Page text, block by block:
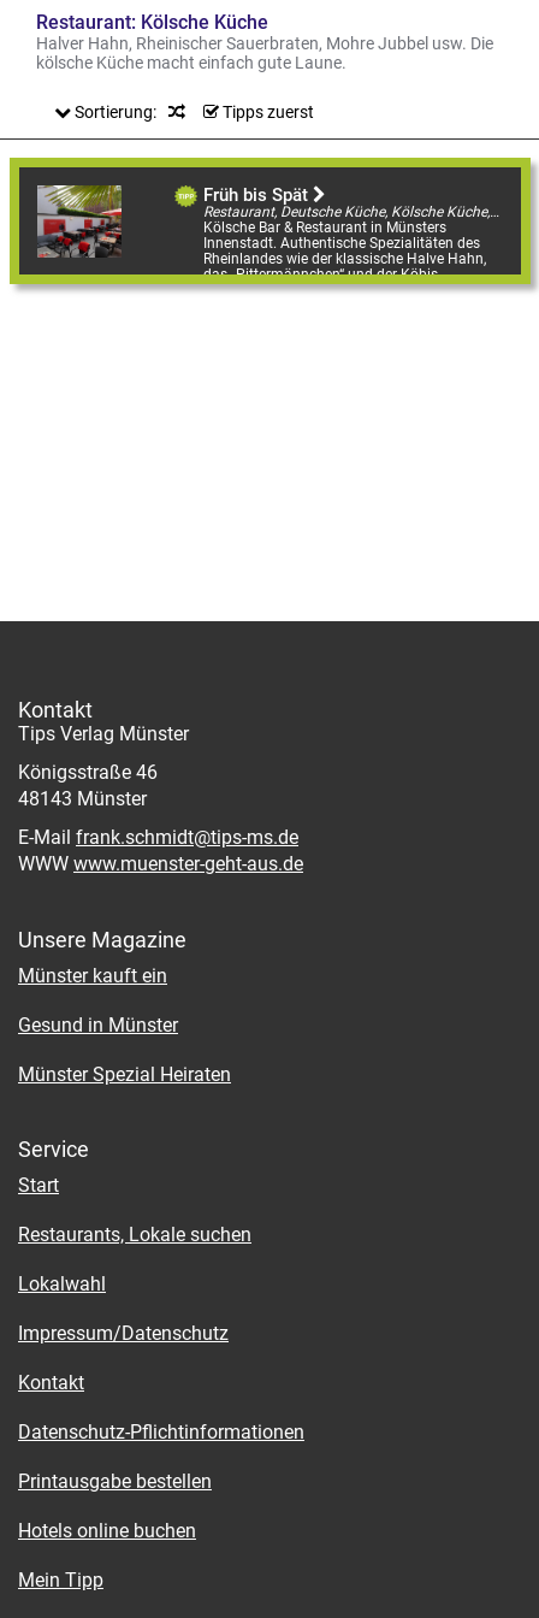
Restaurant: Kölsche Küche
Halver Hahn, Rheinischer Sauerbraten, Mohre Jubbel usw. Die
kölsche Küche macht einfach gute Laune.
Sortierung: Tipps zuerst
Früh bis Spät
Restaurant, Deutsche Küche, Kölsche Küche, Kneipe mit Küche, Biergarten, Restaurantgärten & -Terrassen, Sportsbars
Kölsche Bar & Restaurant in Münsters
Innenstadt. Authentische Spezialitäten des
Rheinlandes wie der klassische Halve Hahn,
das „Pittermännchen“ und der Köbis ...
Alter Steinweg 31
Kontakt
Tips Verlag Münster
Königsstraße 46
48143 Münster
E-Mail frank.schmidt@tips-ms.de
WWW www.muenster-geht-aus.de
Unsere Magazine
Münster kauft ein
Gesund in Münster
Münster Spezial Heiraten
Service
Start
Restaurants, Lokale suchen
Lokalwahl
Impressum/Datenschutz
Kontakt
Datenschutz-Pflichtinformationen
Printausgabe bestellen
Hotels online buchen
Mein Tipp